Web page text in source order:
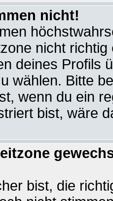
nicht!
nicht
deines Profils
wählen. Bitte
wenn du ein
bist, wäre
bist, die